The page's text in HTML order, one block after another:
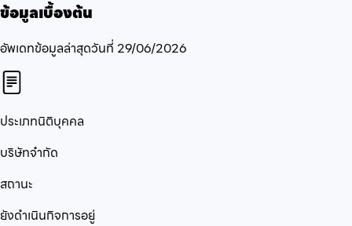
ข้อมูลเบื้องต้น
อัพเดทข้อมูลล่าสุดวันที่ 29/06/2026
ประเภทนิติบุคคล
บริษัทจำกัด
สถานะ
ยังดำเนินกิจการอยู่